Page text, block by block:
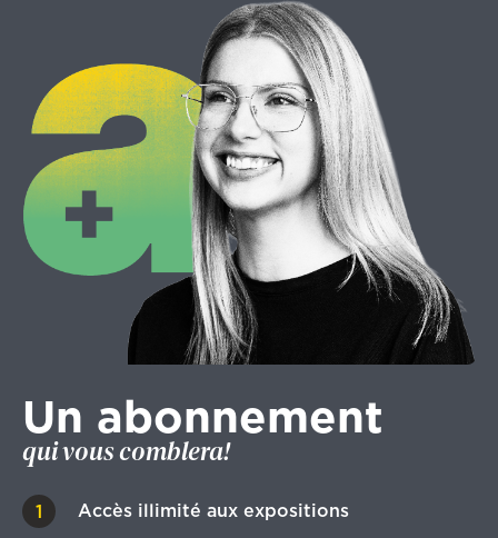
Un abonnement
qui vous comblera!
Accès illimité aux expositions